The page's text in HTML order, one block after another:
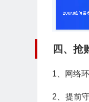
四、抢
1、网络
2、提前